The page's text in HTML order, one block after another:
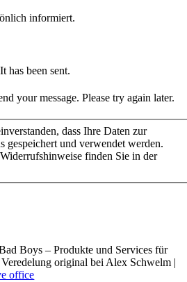
informiert.
has been sent.
your message. Please try again later.
dass Ihre Daten zur
gespeichert und verwendet werden.
finden Sie in der
Boys – Produkte und Services für
original bei Alex Schwelm |
office